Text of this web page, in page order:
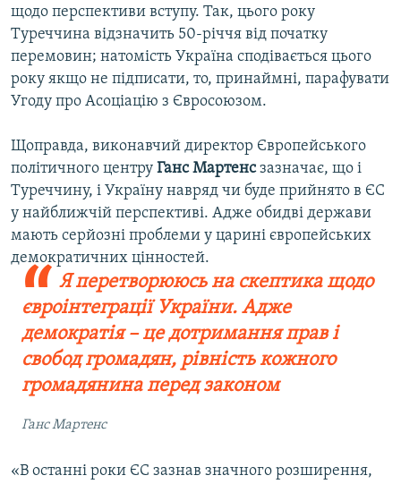
щодо перспективи вступу. Так, цього року
Туреччина відзначить 50-річчя від початку
перемовин; натомість Україна сподівається цього
року якщо не підписати, то, принаймні, парафувати
Угоду про Асоціацію з Євросоюзом.
Щоправда, виконавчий директор Європейського
політичного центру Ганс Мартенсзазначає, що і
Туреччину, і Україну навряд чи буде прийнято в ЄС
у найближчій перспективі. Адже обидві держави
мають серйозні проблеми у царині європейських
демократичних цінностей.
Я перетворююсь на скептика щодо
євроінтеграції України. Адже
демократія – це дотримання прав і
свобод громадян, рівність кожного
громадянина перед законом
Ганс Мартенс
«В останні роки ЄС зазнав значного розширення,